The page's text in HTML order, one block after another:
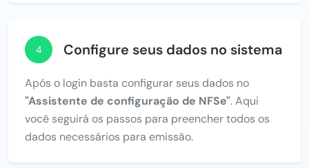
4 Configure seus dados no sistema
Após o login basta configurar seus dados no
"Assistente de configuração de NFSe". Aqui
você seguirá os passos para preencher todos os
dados necessários para emissão.